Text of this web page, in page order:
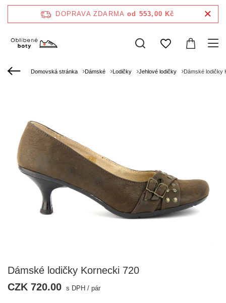
DOPRAVA ZDARMA od 553,00 Kč
Domovská stránka Dámské Lodičky Jehlové lodičky Dámské lodičky
Dámské lodičky Kornecki 720
CZK 720.00 s DPH / pár